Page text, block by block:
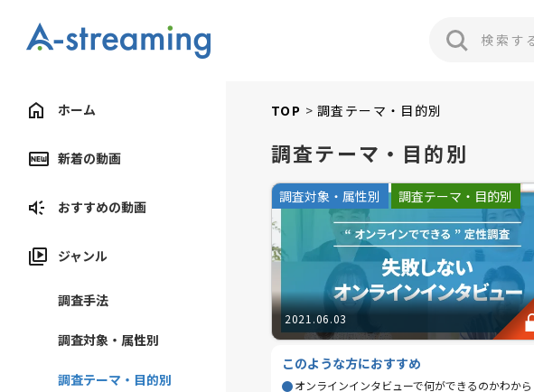
ホーム
新着の動画
おすすめの動画
ジャンル
調査手法
調査対象・属性別
調査テーマ・目的別
TOP 調査テーマ・目的別
調査テーマ・目的別
調査対象・属性別 調査テーマ・目的別
2021.06.03
このような方におすすめ
オンラインインタビューで何ができるのかわから